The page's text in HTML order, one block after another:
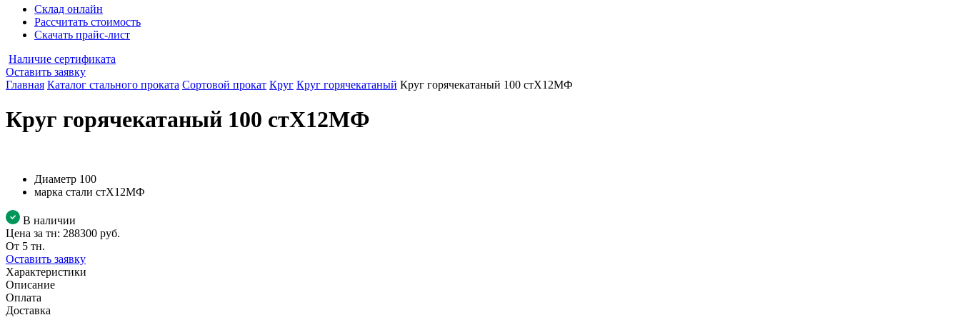
Склад онлайн
Рассчитать стоимость
Скачать прайс-лист
Наличие сертификата
Оставить заявку
Главная Каталог стального проката Сортовой прокат Круг Круг горячекатаный Круг горячекатаный 100 стХ12МФ
Круг горячекатаный 100 стХ12МФ
Диаметр 100
марка стали стХ12МФ
В наличии
Цена за тн: 288300 руб.
От 5 тн.
Оставить заявку
Характеристики
Описание
Оплата
Доставка